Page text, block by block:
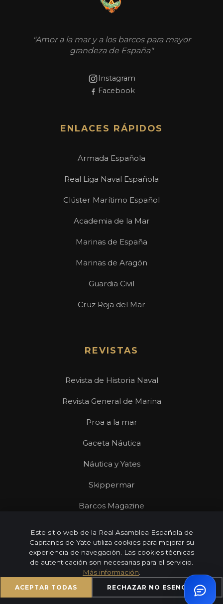
"Amor a la mar y a los barcos para mayor
grandeza de España"
Instagram
Facebook
ENLACES RÁPIDOS
Armada Española
Real Liga Naval Española
Clúster Marítimo Español
Academia de la Mar
Marinas de España
Marinas de Aragón
Guardia Civil
Cruz Roja del Mar
REVISTAS
Revista de Historia Naval
Revista General de Marina
Proa a la mar
Gaceta Náutica
Náutica y Yates
Skippermar
Barcos Magazine
© 2026 Real Asamblea Española de Capitanes de Yate |
Todos los derechos reservados
Aviso LegalPrivacidadCookies
Este sitio web de la Real Asamblea Española de
Capitanes de Yate utiliza cookies para mejorar su
experiencia de navegación. Las cookies técnicas
de autenticación son necesarias para el servicio.
Más información
ACEPTAR TODAS RECHAZAR NO ESENCIALES